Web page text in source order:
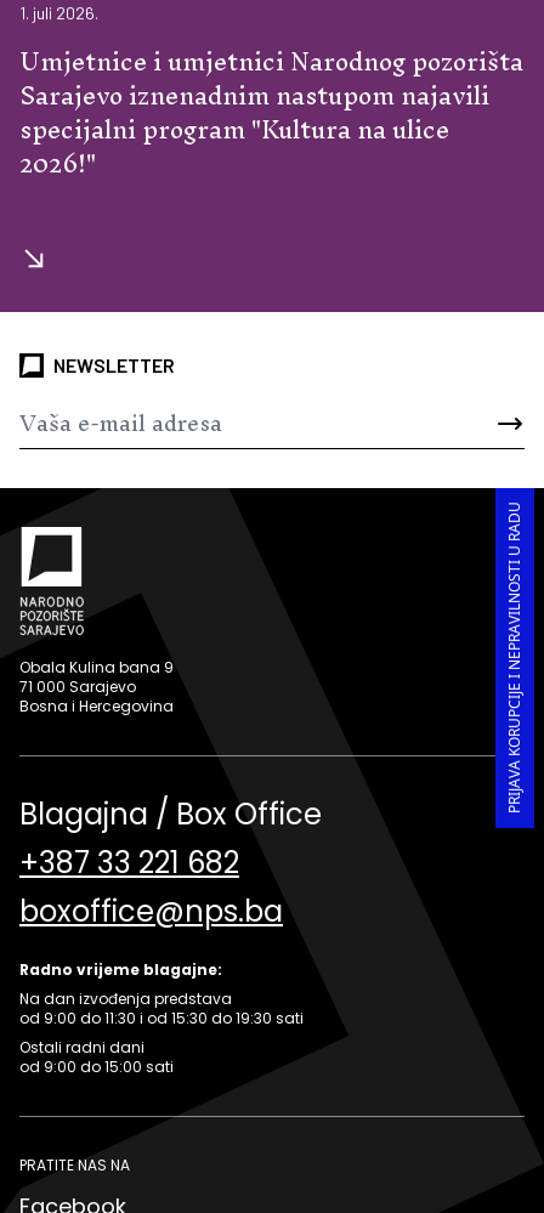
1. juli 2026.
Umjetnice i umjetnici Narodnog pozorišta
Sarajevo iznenadnim nastupom najavili
specijalni program "Kultura na ulice
2026!"
NEWSLETTER
PRIJAVA KORUPCIJE I NEPRAVILNOSTI U RADU
Obala Kulina bana 9
71 000 Sarajevo
Bosna i Hercegovina
Blagajna / Box Office
+387 33 221 682
boxoffice@nps.ba
Radno vrijeme blagajne:
Na dan izvođenja predstava
od 9:00 do 11:30 i od 15:30 do 19:30 sati
Ostali radni dani
od 9:00 do 15:00 sati
PRATITE NAS NA
Facebook